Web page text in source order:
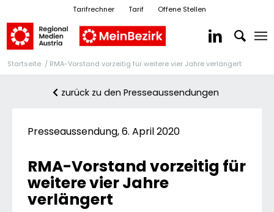
Tarifrechner Tarif Offene Stellen
Startseite / RMA-Vorstand vorzeitig für weitere vier Jahre verlängert
zurück zu den Presseaussendungen
Presseaussendung, 6. April 2020
RMA-Vorstand vorzeitig für
weitere vier Jahre
verlängert